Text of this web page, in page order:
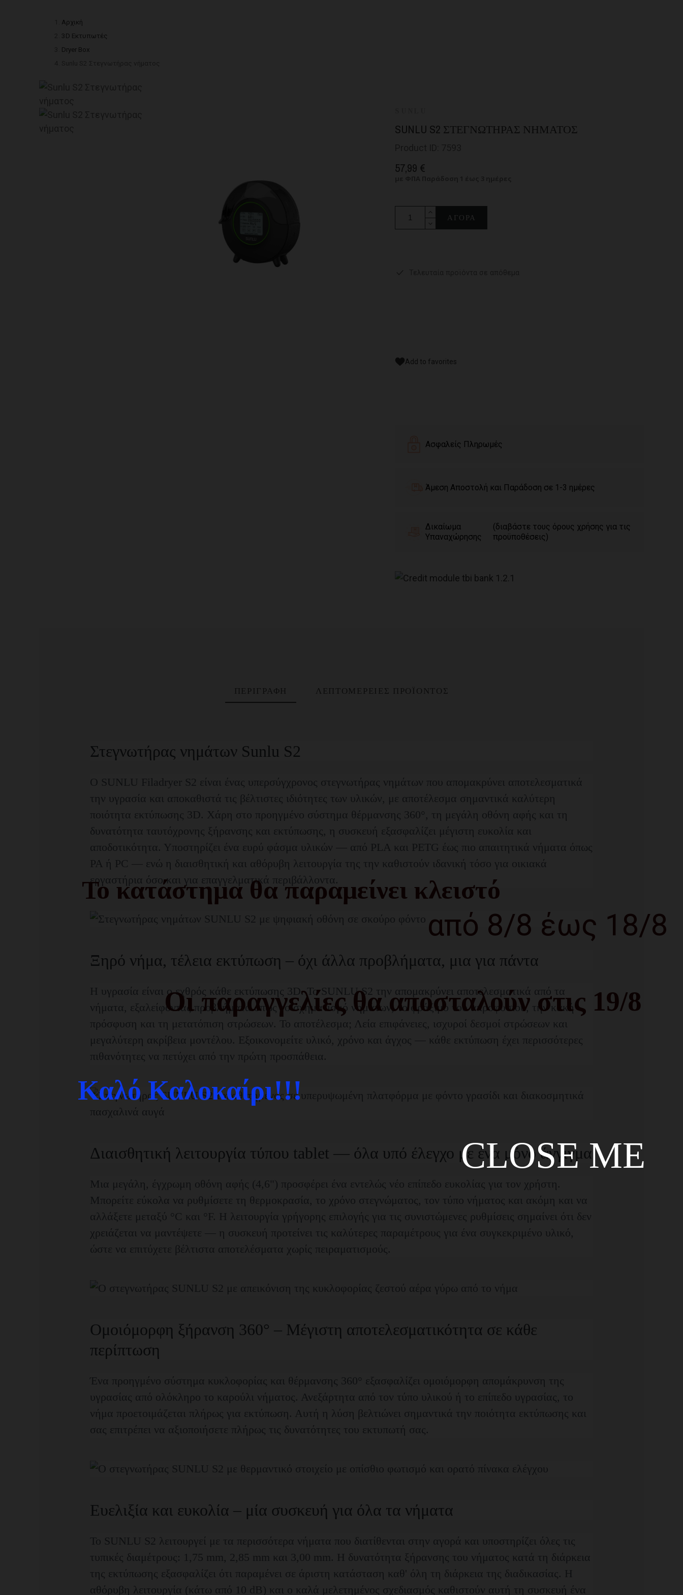
Αρχική
3D Εκτυπωτές
Dryer Box
SUNLU S2 ΣΤΕΓΝΩΤΉΡΑΣ ΝΉΜΑΤΟΣ
57,99 €
ΑΓΟΡΆ
Add to favorites
Ασφαλείς Πληρωμές
Άμεση Αποστολή και Παράδοση σε 1-3 ημέρες
Δικαίωμα
Υπαναχώρησης
(διαβάστε τους όρους χρήσης για τις
προϋποθέσεις)
ΠΕΡΙΓΡΑΦΉ ΛΕΠΤΟΜΈΡΕΙΕΣ ΠΡΟΪΌΝΤΟΣ
Στεγνωτήρας νημάτων Sunlu S2
Ο SUNLU Filadryer S2 είναι ένας υπερσύγχρονος στεγνωτήρας νημάτων που απομακρύνει αποτελεσματικά
την υγρασία και αποκαθιστά τις βέλτιστες ιδιότητες των υλικών, με αποτέλεσμα σημαντικά καλύτερη
ποιότητα εκτύπωσης 3D. Χάρη στο προηγμένο σύστημα θέρμανσης 360°, τη μεγάλη οθόνη αφής και τη
δυνατότητα ταυτόχρονης ξήρανσης και εκτύπωσης, η συσκευή εξασφαλίζει μέγιστη ευκολία και
αποδοτικότητα. Υποστηρίζει ένα ευρύ φάσμα υλικών — από PLA και PETG έως πιο απαιτητικά νήματα όπως
PA ή PC — ενώ η διαισθητική και αθόρυβη λειτουργία της την καθιστούν ιδανική τόσο για οικιακά
εργαστήρια όσο και για επαγγελματικά περιβάλλοντα.
Ξηρό νήμα, τέλεια εκτύπωση – όχι άλλα προβλήματα, μια για πάντα
Η υγρασία είναι ο εχθρός κάθε εκτύπωσης 3D. Το SUNLU S2 την απομακρύνει αποτελεσματικά από τα
νήματα, εξαλείφοντας προβλήματα όπως το σχηματισμό νημάτων, το φράξιμο του ακροφυσίου, την κακή
πρόσφυση και τη μετατόπιση στρώσεων. Το αποτέλεσμα; Λεία επιφάνειες, ισχυροί δεσμοί στρώσεων και
μεγαλύτερη ακρίβεια μοντέλου. Εξοικονομείτε υλικό, χρόνο και άγχος — κάθε εκτύπωση έχει περισσότερες
πιθανότητες να πετύχει από την πρώτη προσπάθεια.
Διαισθητική λειτουργία τύπου tablet — όλα υπό έλεγχο με ένα μόνο άγγιγμα
Μια μεγάλη, έγχρωμη οθόνη αφής (4,6") προσφέρει ένα εντελώς νέο επίπεδο ευκολίας για τον χρήστη.
Μπορείτε εύκολα να ρυθμίσετε τη θερμοκρασία, το χρόνο στεγνώματος, τον τύπο νήματος και ακόμη και να
αλλάξετε μεταξύ °C και °F. Η λειτουργία γρήγορης επιλογής για τις συνιστώμενες ρυθμίσεις σημαίνει ότι δεν
χρειάζεται να μαντέψετε — η συσκευή προτείνει τις καλύτερες παραμέτρους για ένα συγκεκριμένο υλικό,
ώστε να επιτύχετε βέλτιστα αποτελέσματα χωρίς πειραματισμούς.
Ομοιόμορφη ξήρανση 360° – Μέγιστη αποτελεσματικότητα σε κάθε
περίπτωση
Ένα προηγμένο σύστημα κυκλοφορίας και θέρμανσης 360° εξασφαλίζει ομοιόμορφη απομάκρυνση της
υγρασίας από ολόκληρο το καρούλι νήματος. Ανεξάρτητα από τον τύπο υλικού ή το επίπεδο υγρασίας, το
νήμα προετοιμάζεται πλήρως για εκτύπωση. Αυτή η λύση βελτιώνει σημαντικά την ποιότητα εκτύπωσης και
σας επιτρέπει να αξιοποιήσετε πλήρως τις δυνατότητες του εκτυπωτή σας.
Ευελιξία και ευκολία – μία συσκευή για όλα τα νήματα
Το SUNLU S2 λειτουργεί με τα περισσότερα νήματα που διατίθενται στην αγορά και υποστηρίζει όλες τις
τυπικές διαμέτρους: 1,75 mm, 2,85 mm και 3,00 mm. Η δυνατότητα ξήρανσης του νήματος κατά τη διάρκεια
της εκτύπωσης εξασφαλίζει ότι παραμένει σε άριστη κατάσταση καθ' όλη τη διάρκεια της διαδικασίας. Η
αθόρυβη λειτουργία (κάτω από 10 dB) και ο καλά μελετημένος σχεδιασμός καθιστούν αυτή τη συσκευή ένα
Καλό Καλοκαίρι!!!
Οι παραγγελίες θα αποσταλούν στις 19/8
από 8/8 έως 18/8
Το κατάστημα θα παραμείνει κλειστό
CLOSE ME